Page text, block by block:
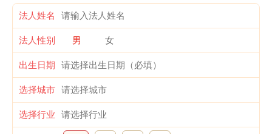
法人姓名
法人性别 男 女
出生日期
选择城市
选择行业